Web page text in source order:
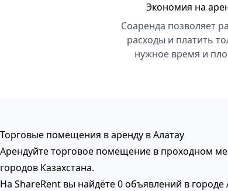
Экономия на
Соаренда позволяет
расходы и платить
нужное время и
Торговые помещения в аренду в Алатау
Арендуйте торговое помещение в проходном
городов Казахстана.
На ShareRent вы найдёте 0 объявлений в